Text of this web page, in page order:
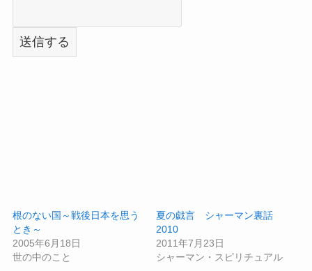
根のない国～戦後日本を思う
とき～
2005年6月18日
世の中のこと
夏の戯言 シャーマン裏話
2010
2011年7月23日
シャーマン・スピリチュアル